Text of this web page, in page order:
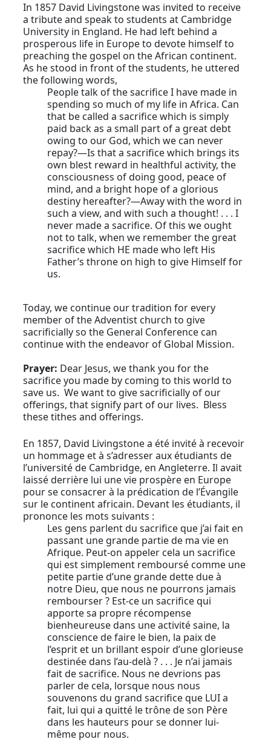
In 1857 David Livingstone was invited to receive
a tribute and speak to students at Cambridge
University in England. He had left behind a
prosperous life in Europe to devote himself to
preaching the gospel on the African continent.
As he stood in front of the students, he uttered
the following words,
People talk of the sacrifice I have made in
spending so much of my life in Africa. Can
that be called a sacrifice which is simply
paid back as a small part of a great debt
owing to our God, which we can never
repay?—Is that a sacrifice which brings its
own blest reward in healthful activity, the
consciousness of doing good, peace of
mind, and a bright hope of a glorious
destiny hereafter?—Away with the word in
such a view, and with such a thought! . . . I
never made a sacrifice. Of this we ought
not to talk, when we remember the great
sacrifice which HE made who left His
Father’s throne on high to give Himself for
us.
Today, we continue our tradition for every
member of the Adventist church to give
sacrificially so the General Conference can
continue with the endeavor of Global Mission.
Prayer: Dear Jesus, we thank you for the
sacrifice you made by coming to this world to
save us. We want to give sacrificially of our
offerings, that signify part of our lives. Bless
these tithes and offerings.
En 1857, David Livingstone a été invité à recevoir
un hommage et à s’adresser aux étudiants de
l’université de Cambridge, en Angleterre. Il avait
laissé derrière lui une vie prospère en Europe
pour se consacrer à la prédication de l’Évangile
sur le continent africain. Devant les étudiants, il
prononce les mots suivants :
Les gens parlent du sacrifice que j’ai fait en
passant une grande partie de ma vie en
Afrique. Peut-on appeler cela un sacrifice
qui est simplement remboursé comme une
petite partie d’une grande dette due à
notre Dieu, que nous ne pourrons jamais
rembourser ? Est-ce un sacrifice qui
apporte sa propre récompense
bienheureuse dans une activité saine, la
conscience de faire le bien, la paix de
l’esprit et un brillant espoir d’une glorieuse
destinée dans l’au-delà ? . . . Je n’ai jamais
fait de sacrifice. Nous ne devrions pas
parler de cela, lorsque nous nous
souvenons du grand sacrifice que LUI a
fait, lui qui a quitté le trône de son Père
dans les hauteurs pour se donner lui-
même pour nous.